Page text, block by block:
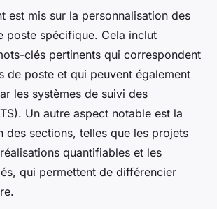
est mis sur la personnalisation des
poste spécifique. Cela inclut
clés pertinents qui correspondent
de poste et qui peuvent également
les systèmes de suivi des
Un autre aspect notable est la
des sections, telles que les projets
quantifiables et les
qui permettent de différencier